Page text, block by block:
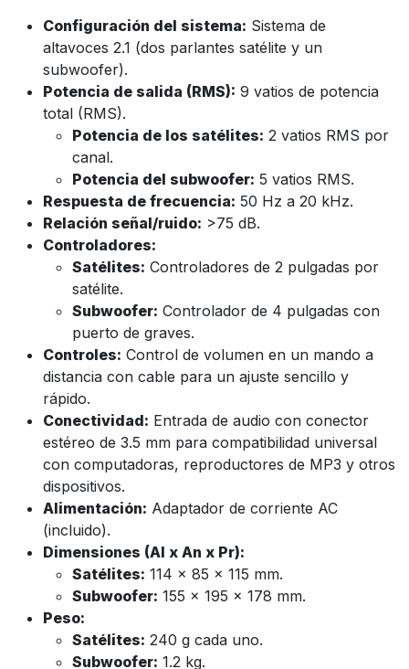
Configuración del sistema: Sistema de
altavoces 2.1 (dos parlantes satélite y un
subwoofer).
Potencia de salida (RMS): 9 vatios de potencia
total (RMS).
Potencia de los satélites: 2 vatios RMS por
canal.
Potencia del subwoofer: 5 vatios RMS.
Respuesta de frecuencia: 50 Hz a 20 kHz.
Relación señal/ruido: >75 dB.
Controladores:
Satélites: Controladores de 2 pulgadas por
satélite.
Subwoofer: Controlador de 4 pulgadas con
puerto de graves.
Controles: Control de volumen en un mando a
distancia con cable para un ajuste sencillo y
rápido.
Conectividad: Entrada de audio con conector
estéreo de 3.5 mm para compatibilidad universal
con computadoras, reproductores de MP3 y otros
dispositivos.
Alimentación: Adaptador de corriente AC
(incluido).
Dimensiones (Al x An x Pr):
Satélites: 114 x 85 x 115 mm.
Subwoofer: 155 x 195 x 178 mm.
Peso:
Satélites: 240 g cada uno.
Subwoofer: 1.2 kg.